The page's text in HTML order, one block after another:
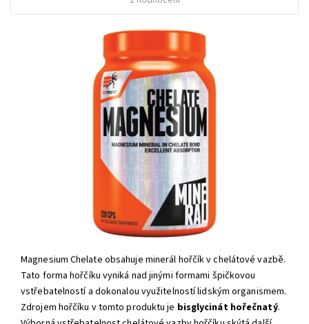
Magnesium Chelate obsahuje minerál hořčík v chelátové vazbě.
Tato forma hořčíku vyniká nad jinými formami špičkovou
vstřebatelností a dokonalou využitelností lidským organismem.
Zdrojem hořčíku v tomto produktu je bisglycinát hořečnatý.